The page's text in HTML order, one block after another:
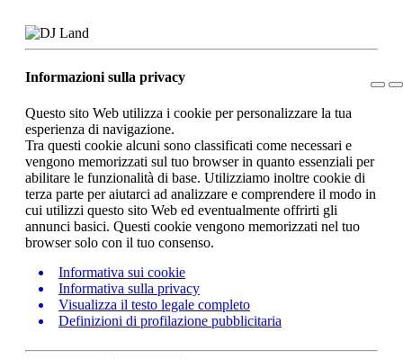
Informazioni sulla privacy
Questo sito Web utilizza i cookie per personalizzare la tua
esperienza di navigazione.
Tra questi cookie alcuni sono classificati come necessari e
vengono memorizzati sul tuo browser in quanto essenziali per
abilitare le funzionalità di base. Utilizziamo inoltre cookie di
terza parte per aiutarci ad analizzare e comprendere il modo in
cui utilizzi questo sito Web ed eventualmente offrirti gli
annunci basici. Questi cookie vengono memorizzati nel tuo
browser solo con il tuo consenso.
Informativa sui cookie
Informativa sulla privacy
Visualizza il testo legale completo
Definizioni di profilazione pubblicitaria